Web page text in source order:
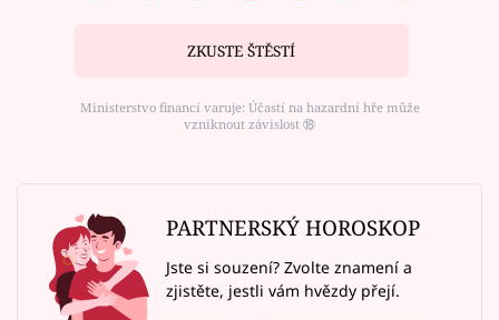
ZKUSTE ŠTĚSTÍ
Ministerstvo financí varuje: Účastí na hazardní hře může
vzniknout závislost ⑱
PARTNERSKÝ HOROSKOP
Jste si souzení? Zvolte znamení a
zjistěte, jestli vám hvězdy přejí.